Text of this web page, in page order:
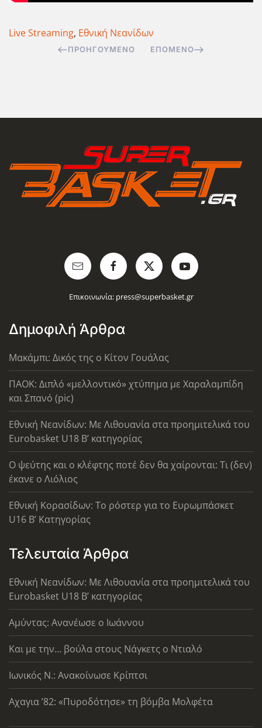
Live Streaming, Εθνική Νεανίδων
ΠΡΟΗΓΟΎΜΕΝΟ ΕΠΌΜΕΝΟ
Επικοινωνία: press@superbasket.gr
Δημοφιλή Άρθρα
Μακάμπι: Δικός της ο Κίτον Γουάλας
ΠΑΟΚ: Διπλό «μελλοντικό» χτύπημα με Χαραλαμπίδη
και Σπανό (pic)
Εθνική Νεανίδων: Με Λιθουανία στα προημιτελικά του
Eurobasket U18 Β’ κατηγορίας
Ο ψεύτης και ο κλέφτης ποτέ δεν θα χαίρονται: Τι (δεν)
έκανε ο Λιόλιος
Εθνική Κορασίδων: Το ρόστερ για το Ευρωμπάσκετ
U16 B’ Κατηγορίας
Τελευταία Άρθρα
Εθνική Νεανίδων: Με Λιθουανία στα προημιτελικά του
Eurobasket U18 Β’ κατηγορίας
Αμύντας: Ανανέωσε ο Ιωάννου
Και με την… βούλα στους Νάγκετς ο Ντιαλό
Ιωνικός Ν.: Ανακοίνωσε Κρίπτσι
Αχαγια ’82: «Πυροδότησε» τη βόμβα Μολφέτα